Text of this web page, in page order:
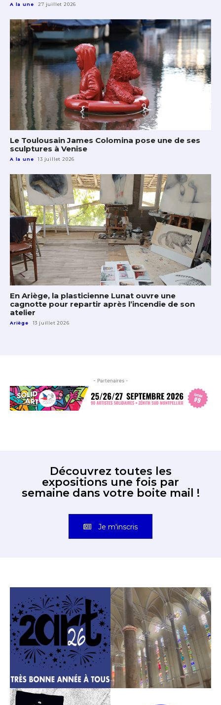
A la une 27 juillet 2026
Le Toulousain James Colomina pose une de ses
sculptures à Venise
A la une 13 juillet 2026
En Ariège, la plasticienne Lunat ouvre une
cagnotte pour repartir après l’incendie de son
atelier
Ariège 13 juillet 2026
- Partenaires -
Découvrez toutes les
expositions une fois par
semaine dans votre boite mail !
Je m'inscris